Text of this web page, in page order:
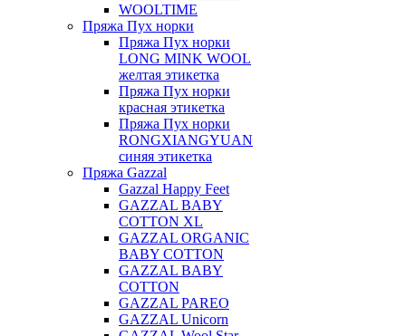
WOOLTIME
Пряжа Пух норки
Пряжа Пух норки
LONG MINK WOOL
желтая этикетка
Пряжа Пух норки
красная этикетка
Пряжа Пух норки
RONGXIANGYUAN
синяя этикетка
Пряжа Gazzal
Gazzal Happy Feet
GAZZAL BABY
COTTON XL
GAZZAL ORGANIC
BABY COTTON
GAZZAL BABY
COTTON
GAZZAL PAREO
GAZZAL Unicorn